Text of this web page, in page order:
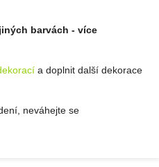
barvách - více
a doplnit další dekorace
neváhejte se